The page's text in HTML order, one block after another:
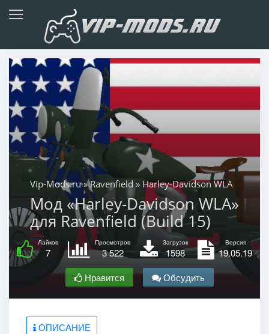
Vip-Mods.ru»Ravenfield» Harley-Davidson WLA
Мод «Harley-Davidson WLA»
для Ravenfield (Build 15)
Лайков
7
Просмотров
3 522
Загрузок
1598
Версия
19.05.19
Нравится
Обсудить
ОПИСАНИЕ